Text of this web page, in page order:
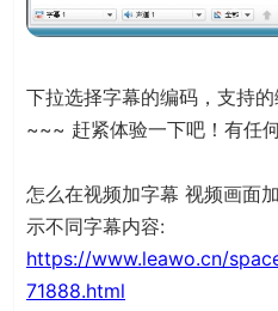
下拉选择字幕的编码，支持
~~~ 赶紧体验一下吧！有任
怎么在视频加字幕 视频画面
示不同字幕内容:
https://www.leawo.cn/
71888.html